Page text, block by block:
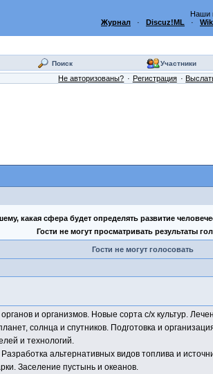
Наши
Журнал · Discuz!ML ·
Поиск Участники
Не авторизованы? Регистрация
какая сфера будет определять развитие
Гости не могут просматривать результаты
Гости не могут голосовать
и организмов. Новые сорта с/х культур.
солнца и спутников. Подготовка и
и технологий.
альтернативных видов топлива и
Заселение пустынь и океанов.